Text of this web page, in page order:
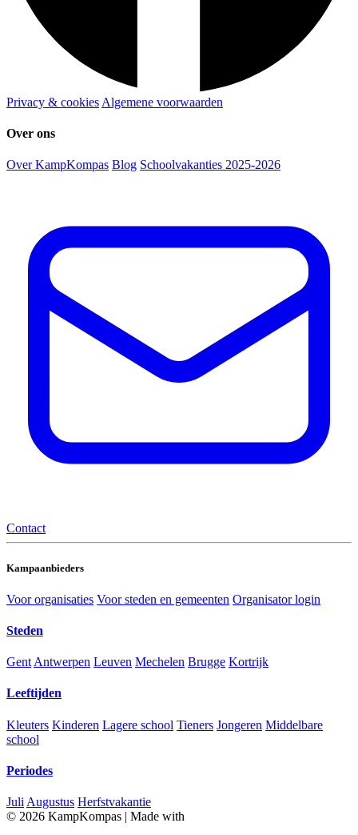
Privacy & cookies Algemene voorwaarden
Over ons
Over KampKompas Blog Schoolvakanties 2025-2026
Contact
Kampaanbieders
Voor organisaties Voor steden en gemeenten Organisator login
Steden
Gent Antwerpen Leuven Mechelen Brugge Kortrijk
Leeftijden
Kleuters Kinderen Lagere school Tieners Jongeren Middelbare
school
Periodes
Juli Augustus Herfstvakantie
© 2026 KampKompas | Made with